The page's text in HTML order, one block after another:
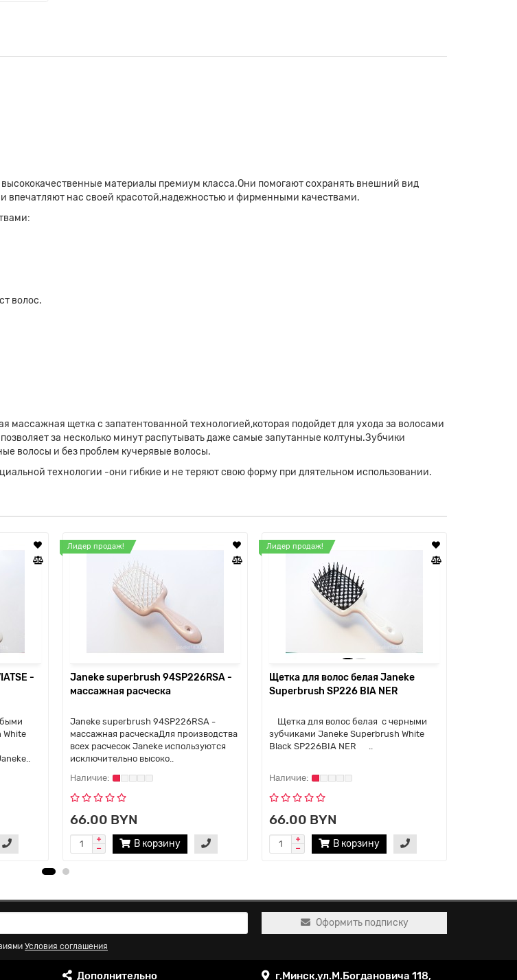
материалы премиум класса.Они помогают сохранять внешний вид
впечатляют нас своей красотой,надежностью и фирменными качествами.
волос.
массажная щетка с запатентованной технологией,которая подойдет для ухода за волосами
за несколько минут распутывать даже самые запутанные колтуны.Зубчики
волосы и без проблем кучерявые волосы.
технологии -они гибкие и не теряют свою форму при длятельном использовании.
-
White
Лидер продаж!
Janeke superbrush 94SP226RSA -
массажная расческа
Janeke superbrush 94SP226RSA -
массажная расческаДля производства
всех расчесок Janeke используются
исключительно высоко..
66.00 BYN
В корзину
Лидер продаж!
Щетка для волос белая Janeke
Superbrush SP226 BIA NER
Щетка для волос белая с черными
зубчиками Janeke Superbrush White
Black SP226BIA NER ..
66.00 BYN
В корзину
Условия соглашения
Оформить подписку
Дополнительно г.Минск,ул.М.Богдановича 118,